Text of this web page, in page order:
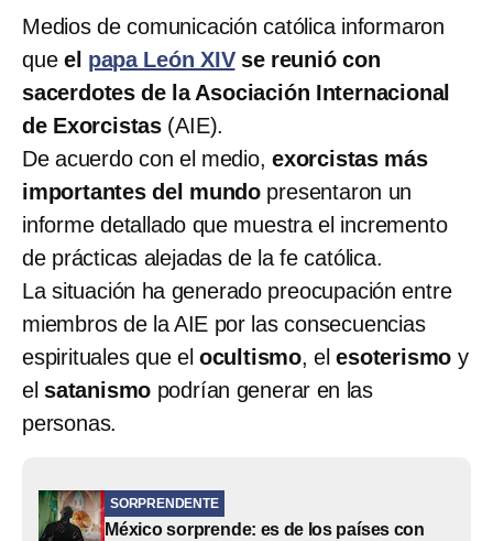
Medios de comunicación católica informaron
que el papa León XIVse reunió con
sacerdotes de la Asociación Internacional
de Exorcistas (AIE).
De acuerdo con el medio, exorcistas más
importantes del mundo presentaron un
informe detallado que muestra el incremento
de prácticas alejadas de la fe católica.
La situación ha generado preocupación entre
miembros de la AIE por las consecuencias
espirituales que el ocultismo, elesoterismo y
el satanismo podrían generar en las
personas.
SORPRENDENTE
México sorprende: es de los países con